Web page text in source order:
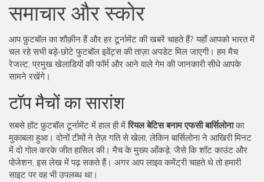
समाचार और स्कोर
आप फ़ुटबॉल का शौक़ीन हैं और हर टूर्नामेंट की खबरें चाहते हैं? यहाँ आपको भारत में
चल रहे सभी बड़े‑छोटे फुटबॉल इवेंट्स की ताज़ा अपडेट मिल जाएगी। हम मैच
रेजल्ट, प्रमुख खेलाडियों की फॉर्म और आने वाले गेम की जानकारी सीधे आपके
सामने रखेंगे।
टॉप मैचों का सारांश
सबसे हॉट फ़ुटबॉल टूर्नामेंट में हाल ही मेंरियल बेटिस बनाम एफसी बार्सिलोनाका
मुकाबला हुआ। दोनों टीमों ने तेज़ गति से खेला, लेकिन बार्सिलोना ने आखिरी मिनट
में दो गोल करके जीत हासिल की। मैच के मुख्य आँकड़े, जैसे कि शॉट काउंट और
पोजेशन, इस लेख में पढ़ सकते हैं। अगर आप लाइव कमेंट्री चाहते थे तो हमारी
साइट पर वह भी उपलब्ध था।